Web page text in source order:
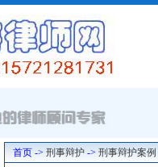
首页 -> 刑事辩护 -> 刑事辩护案例